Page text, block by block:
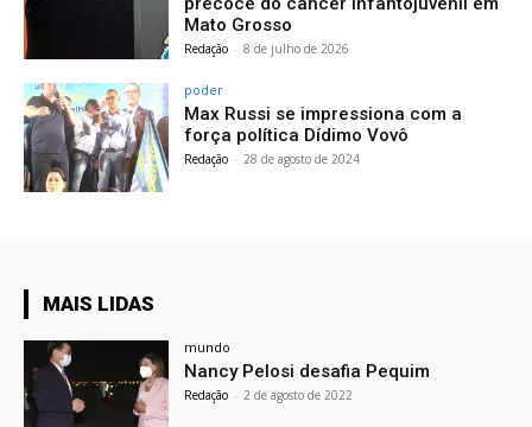
Mato Grosso
Redação - 8 de julho de 2026
poder
Max Russi se impressiona com a
força política Dídimo Vovô
Redação - 28 de agosto de 2024
MAIS LIDAS
mundo
Nancy Pelosi desafia Pequim
Redação - 2 de agosto de 2022